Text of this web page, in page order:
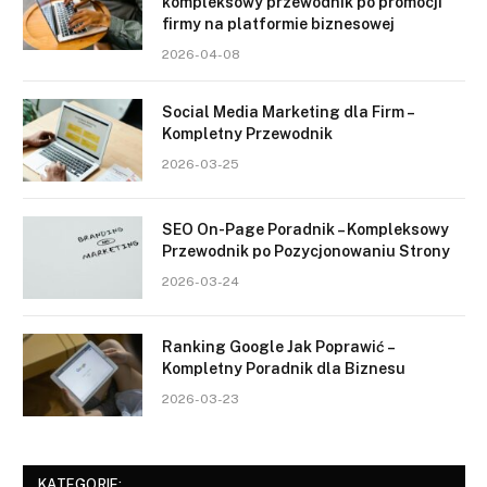
firmy na platformie biznesowej
2026-04-08
Social Media Marketing dla Firm –
Kompletny Przewodnik
2026-03-25
SEO On-Page Poradnik – Kompleksowy
Przewodnik po Pozycjonowaniu Strony
2026-03-24
Ranking Google Jak Poprawić –
Kompletny Poradnik dla Biznesu
2026-03-23